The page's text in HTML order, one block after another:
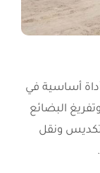
أساسية في
البضائع
تكديس ونقل